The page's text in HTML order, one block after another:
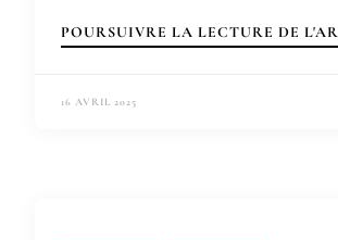
POURSUIVRE LA LECTURE DE
16 AVRIL 2025